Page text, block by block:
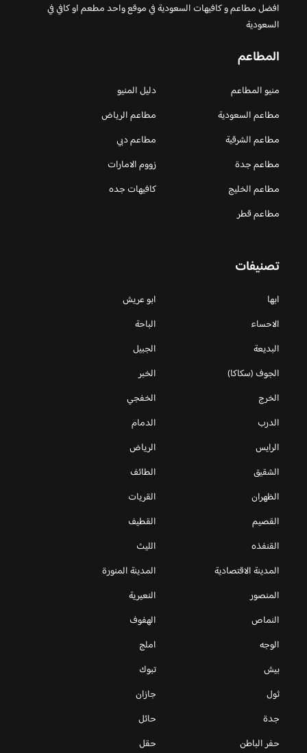
افضل مطاعم و كافيهات السعودية في موقع واحد مطعم او كافي في
السعودية
المطاعم
منيو المطاعم
دليل المنيو
مطاعم السعودية
مطاعم الرياض
مطاعم الشرقية
مطاعم دبي
مطاعم جدة
زووم الامارات
مطاعم الخليج
كافيهات جده
مطاعم قطر
تصنيفات
ابها
ابو عريش
الاحساء
الباحة
البديعة
الجبيل
الجوف (سكاكا)
الخبر
الخرج
الخفجي
الدرب
الدمام
الرايس
الرياض
الشقيق
الطائف
الظهران
القريات
القصيم
القطيف
القنفذه
الليث
المدينة الاقتصادية
المدينة المنورة
المنصور
النعيرية
النماص
الهفوف
الوجه
املج
بيش
تبوك
ثول
جازان
جدة
حائل
حفر الباطن
حقل